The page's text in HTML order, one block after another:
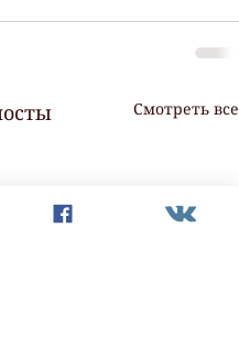
Смотреть все